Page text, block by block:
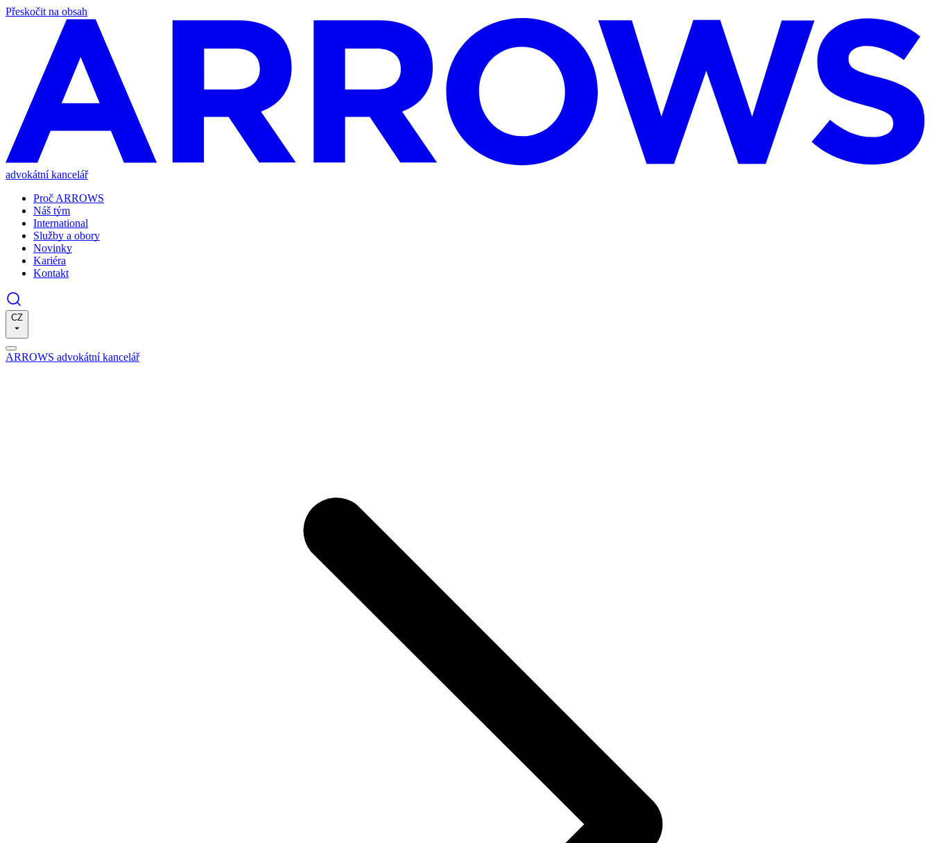
Přeskočit na obsah
advokátní kancelář
Proč ARROWS
Náš tým
International
Služby a obory
Novinky
Kariéra
Kontakt
CZ
ARROWS advokátní kancelář